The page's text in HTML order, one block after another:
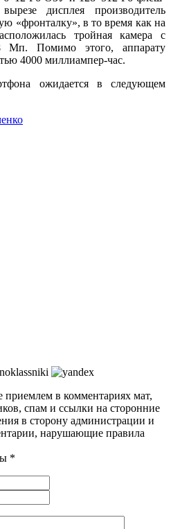
дисплея производитель
«фронталку», в то время как на
тройная камера с
Мп. Помимо этого, аппарату
4000 миллиампер-час.
ожидается в следующем
в комментариях мат,
спам и ссылки на сторонние
в сторону администрации и
нарушающие правила
*